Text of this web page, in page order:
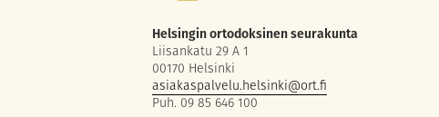
Helsingin ortodoksinen seurakunta
Liisankatu 29 A 1
00170 Helsinki
asiakaspalvelu.helsinki@ort.fi
Puh. 09 85 646 100